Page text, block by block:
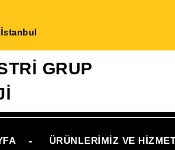
GRUP
ÜRÜNLERIMIZ VE